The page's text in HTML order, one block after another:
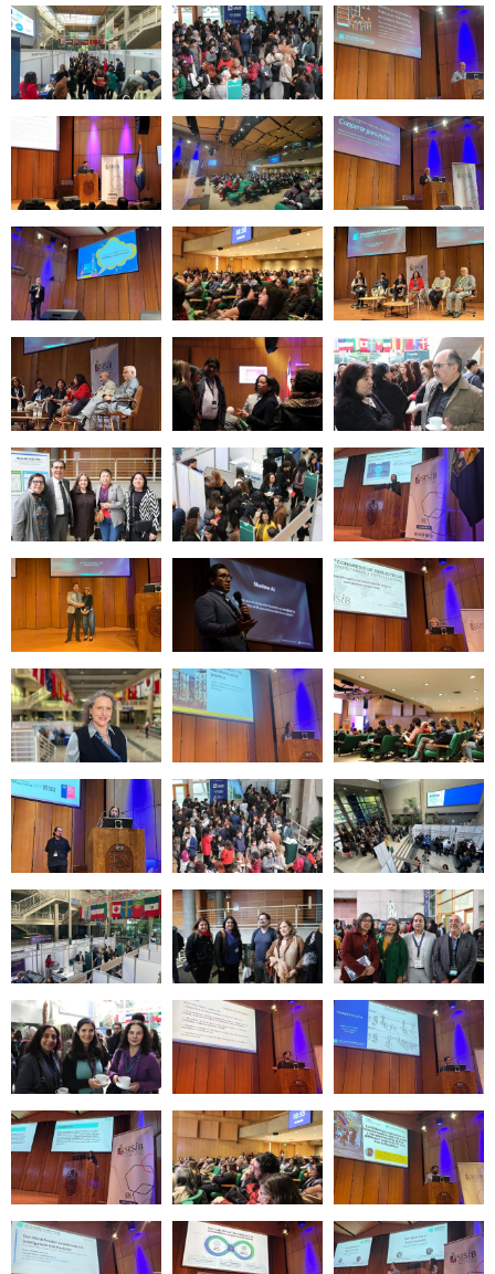
Zoom Zoom Zoom
Zoom Zoom
Zoom Zoom Zoom
Zoom Zoom Zoom
Zoom Zoom Zoom
Zoom Zoom Zoom
Zoom Zoom Zoom
Zoom Zoom Zoom
Zoom Zoom Zoom
Zoom Zoom Zoom
Zoom Zoom Zoom
Zoom Zoom Zoom